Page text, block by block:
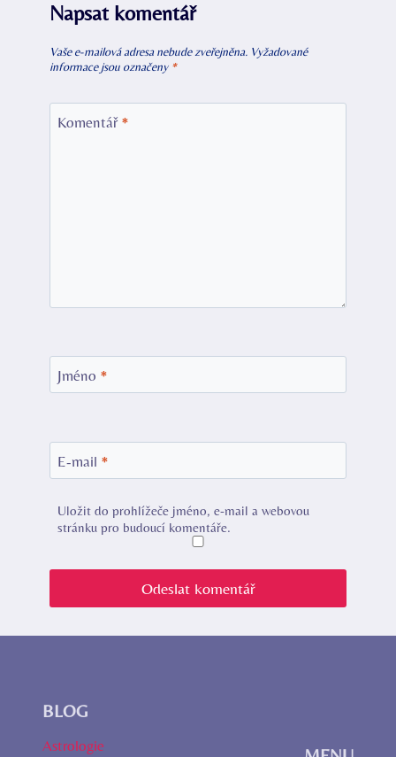
Napsat komentář
Vaše e-mailová adresa nebude zveřejněna. Vyžadované
informace jsou označeny *
Komentář *
Jméno *
E-mail *
Uložit do prohlížeče jméno, e-mail a webovou
stránku pro budoucí komentáře.
BLOG
Astrologie